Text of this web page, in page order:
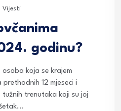
Vijesti
godinu?
koja se krajem
12 mjeseci i
tužnih trenutaka koji su joj